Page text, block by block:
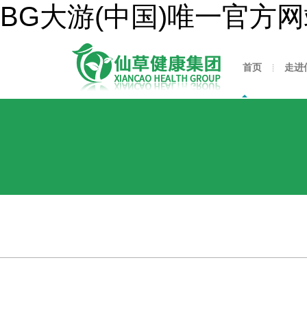
BG大游(中国)唯一官方
首页 走进